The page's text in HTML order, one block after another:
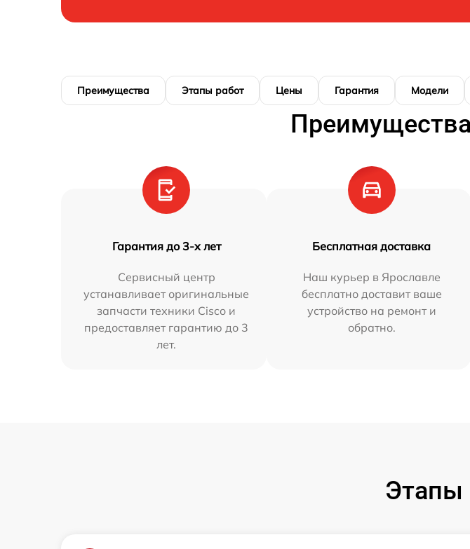
Преимущества Этапы работ Цены Гарантия Модели
Гарантия до 3-х лет
Сервисный центр
устанавливает оригинальные
запчасти техники Cisco и
предоставляет гарантию до 3
лет.
Бесплатная доставка
Наш курьер в Ярославле
бесплатно доставит ваше
устройство на ремонт и
обратно.
Этапы